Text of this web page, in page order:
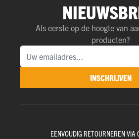
Als eerste op de hoogte van
producten?
INSCHRIJVEN
EENVOUDIG RETOURNEREN VIA